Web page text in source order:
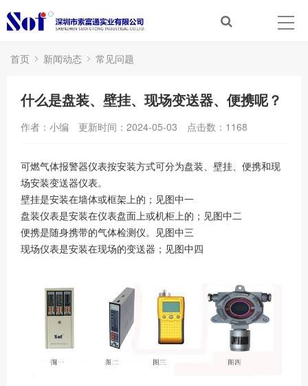
首页 新闻动态 常见问题
什么是盘装、壁挂、现场变送器、便携呢？
作者：小编 更新时间：2024-05-03 点击数： 1168
可燃气体报警器仪表按安装方式可分为盘装、壁挂、便携和现
场安装变送器仪表。
壁挂是安装在墙体或框架上的；见图中一
盘装仪表是安装在仪表盘面上或机柜上的；见图中二
便携是随身携带的气体检测仪。见图中三
现场仪表是安装在现场的变送器；见图中四